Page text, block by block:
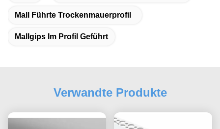
Mall Führte Trockenmauerprofil
Mallgips Im Profil Geführt
Verwandte Produkte